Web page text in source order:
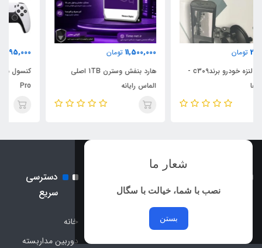
11,500,000
هارد بنفش وسترن 1TB اصلی
6,495,000
کنسول بازی Game Stick GSS
شعار ما
نصب با شما، خیالت با سگال
بستن
ساماندهی
دسترسی
سریع
خانه
دوربین مداربسته